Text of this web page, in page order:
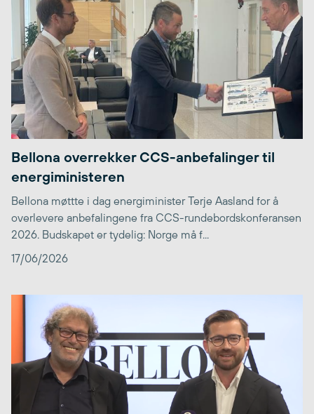
Bellona overrekker CCS-anbefalinger til
energiministeren
Bellona møttte i dag energiminister Terje Aasland for å
overlevere anbefalingene fra CCS-rundebordskonferansen
2026. Budskapet er tydelig: Norge må f...
17/06/2026